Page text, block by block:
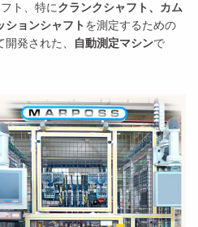
ト、特にクランクシャフト、カム
ションシャフト を測定するための
発された、
自動測定マシンで
をクリック